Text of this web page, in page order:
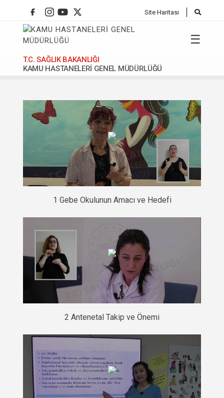
Site Haritası
T.C. SAĞLIK BAKANLIĞI
KAMU HASTANELERİ GENEL MÜDÜRLÜĞÜ
☰
Anasafya
1 Gebe Okulunun Amacı ve Hedefi
2 Antenetal Takip ve Önemi